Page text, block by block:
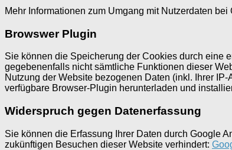
Mehr Informationen zum Umgang mit Nutzerdaten
Browswer Plugin
Sie können die Speicherung der Cookies durch eine
gegebenenfalls nicht sämtliche Funktionen dieser
Nutzung der Website bezogenen Daten (inkl. Ihrer
verfügbare Browser-Plugin herunterladen und
Widerspruch gegen Datenerfassung
Sie können die Erfassung Ihrer Daten durch Google
zukünftigen Besuchen dieser Website verhindert: